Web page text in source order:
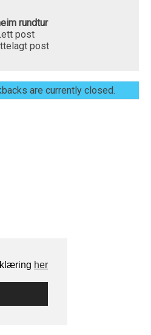
her
rundtur
post
post
are currently closed.